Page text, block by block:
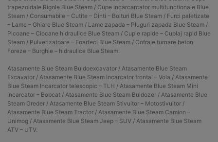
trapezoidale Rigole Blue Steam / Cupe incarcarcator multifunctionale Blue
Steam / Consumabile – Cutite – Dinti – Bolturi Blue Steam / Furci paletizate
– Lame – Ghiare Blue Steam / Lame zapada – Pluguri zapada Blue Steam /
Picoane – Ciocane hidraulice Blue Steam / Cuple rapide – Cuplaj rapid Blue
Steam / Pulverizatoare – Foarfeci Blue Steam / Cofraje turnare beton
Foreze – Burghie – hidraulice Blue Steam.
Atasamente Blue Steam Buldoexcavator / Atasamente Blue Steam
Excavator / Atasamente Blue Steam Incarcator frontal – Vola / Atasamente
Blue Steam Incarcator telescopic – TLH / Atasamente Blue Steam Mini
incarcator – Bobcat / Atasamente Blue Steam Buldozer / Atasamente Blue
Steam Greder / Atasamente Blue Steam Stivuitor – Motostivuitor /
Atasamente Blue Steam Tractor / Atasamente Blue Steam Camion –
Unimog / Atasamente Blue Steam Jeep – SUV / Atasamente Blue Steam
ATV – UTV.